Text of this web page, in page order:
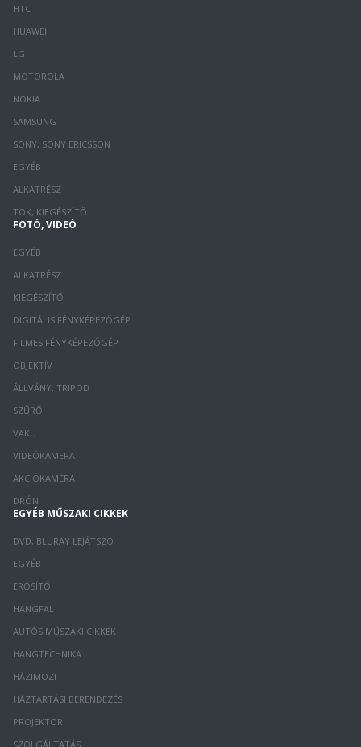
HTC
HUAWEI
LG
MOTOROLA
NOKIA
SAMSUNG
SONY, SONY ERICSSON
EGYÉB
ALKATRÉSZ
TOK, KIEGÉSZÍTŐ
FOTÓ, VIDEÓ
EGYÉB
ALKATRÉSZ
KIEGÉSZÍTŐ
DIGITÁLIS FÉNYKÉPEZŐGÉP
FILMES FÉNYKÉPEZŐGÉP
OBJEKTÍV
ÁLLVÁNY, TRIPOD
SZŰRŐ
VAKU
VIDEÓKAMERA
AKCIÓKAMERA
DRÓN
EGYÉB MŰSZAKI CIKKEK
DVD, BLURAY LEJÁTSZÓ
EGYÉB
ERŐSÍTŐ
HANGFAL
AUTÓS MŰSZAKI CIKKEK
HANGTECHNIKA
HÁZIMOZI
HÁZTARTÁSI BERENDEZÉS
PROJEKTOR
SZOLGÁLTATÁS